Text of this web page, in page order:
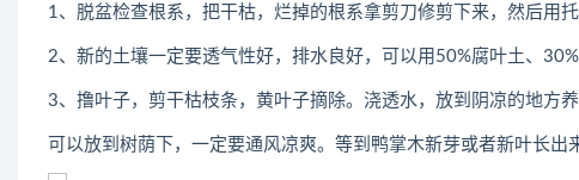
1、脱盆检查根系，把干枯，烂掉的根系拿剪刀修剪下来，然后用
2、新的土壤一定要透气性好，排水良好，可以用50%腐叶土、
3、撸叶子，剪干枯枝条，黄叶子摘除。浇透水，放到阴凉的地方
可以放到树荫下，一定要通风凉爽。等到鸭掌木新芽或者新叶长出